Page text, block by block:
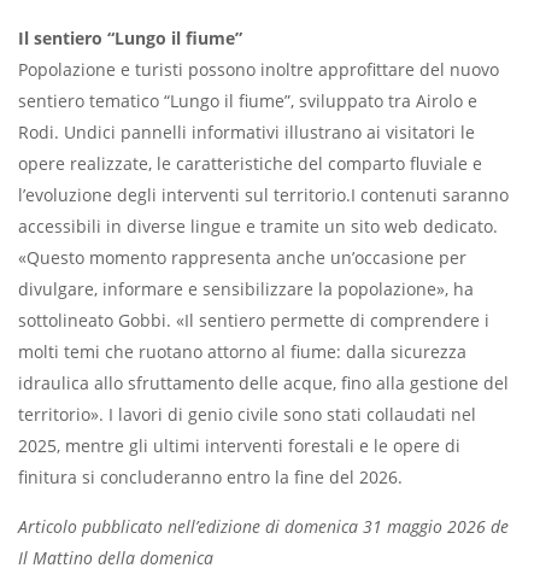
Il sentiero “Lungo il fiume”
Popolazione e turisti possono inoltre approfittare del nuovo
sentiero tematico “Lungo il fiume”, sviluppato tra Airolo e
Rodi. Undici pannelli informativi illustrano ai visitatori le
opere realizzate, le caratteristiche del comparto fluviale e
l’evoluzione degli interventi sul territorio.I contenuti saranno
accessibili in diverse lingue e tramite un sito web dedicato.
«Questo momento rappresenta anche un’occasione per
divulgare, informare e sensibilizzare la popolazione», ha
sottolineato Gobbi. «Il sentiero permette di comprendere i
molti temi che ruotano attorno al fiume: dalla sicurezza
idraulica allo sfruttamento delle acque, fino alla gestione del
territorio». I lavori di genio civile sono stati collaudati nel
2025, mentre gli ultimi interventi forestali e le opere di
finitura si concluderanno entro la fine del 2026.
Articolo pubblicato nell’edizione di domenica 31 maggio 2026 de
Il Mattino della domenica